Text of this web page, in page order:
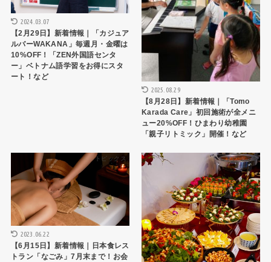
2024.03.07
【2月29日】新着情報｜「カジュア
ルバーWAKANA」毎週月・金曜は
10%OFF！「ZEN外国語センタ
ー」ベトナム語学習をお得にスタ
ート！など
2025.08.29
【8月28日】新着情報｜「Tomo
Karada Care」初回施術が全メニ
ュー20%OFF！ひまわり幼稚園
「親子リトミック」開催！など
トピックス
2023.06.22
【6月15日】新着情報｜日本食レス
トラン「なごみ」7月末まで！お会
トピックス